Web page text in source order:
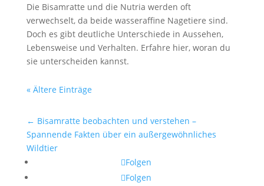
Die Bisamratte und die Nutria werden oft
verwechselt, da beide wasseraffine Nagetiere sind.
Doch es gibt deutliche Unterschiede in Aussehen,
Lebensweise und Verhalten. Erfahre hier, woran du
sie unterscheiden kannst.
« Ältere Einträge
← Bisamratte beobachten und verstehen –
Spannende Fakten über ein außergewöhnliches
Wildtier
Folgen
Folgen